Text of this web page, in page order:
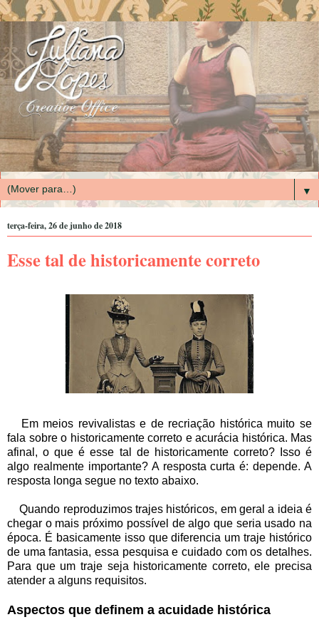
▼
terça-feira, 26 de junho de 2018
Esse tal de historicamente correto
Em meios revivalistas e de recriação histórica muito se
fala sobre o historicamente correto e acurácia histórica. Mas
afinal, o que é esse tal de historicamente correto? Isso é
algo realmente importante? A resposta curta é: depende. A
resposta longa segue no texto abaixo.
Quando reproduzimos trajes históricos, em geral a ideia é
chegar o mais próximo possível de algo que seria usado na
época. É basicamente isso que diferencia um traje histórico
de uma fantasia, essa pesquisa e cuidado com os detalhes.
Para que um traje seja historicamente correto, ele precisa
atender a alguns requisitos.
Aspectos que definem a acuidade histórica